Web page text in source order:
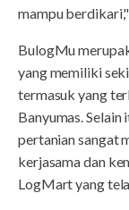
mampu
BulogMu
yang memiliki
termasuk yang
Banyumas.
pertanian sangat
kerjasama dan
LogMart yang